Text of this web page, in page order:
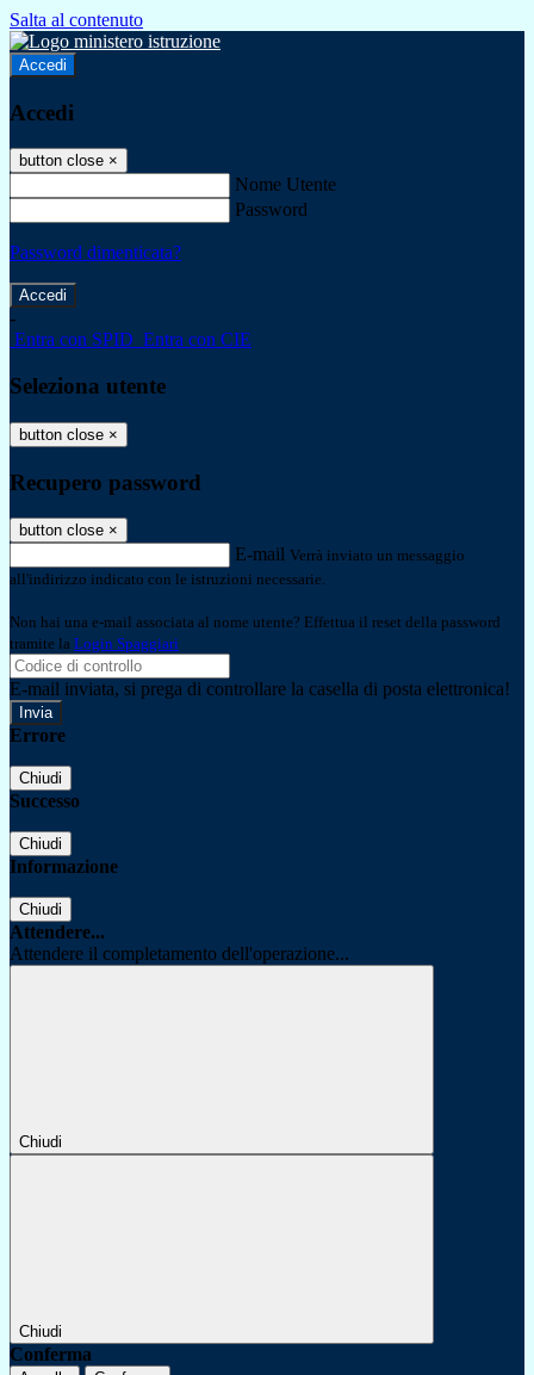
Salta al contenuto
Accedi
Accedi
button close ×
Nome Utente
Password
Password dimenticata?
-
Entra con SPID Entra con CIE
Seleziona utente
button close ×
Recupero password
button close ×
E-mail Verrà inviato un messaggio
all'indirizzo indicato con le istruzioni necessarie.
Non hai una e-mail associata al nome utente? Effettua il reset della password
tramite la Login Spaggiari
E-mail inviata, si prega di controllare la casella di posta elettronica!
Errore
Chiudi
Successo
Chiudi
Informazione
Chiudi
Attendere...
Attendere il completamento dell'operazione...
Chiudi
Chiudi
Conferma